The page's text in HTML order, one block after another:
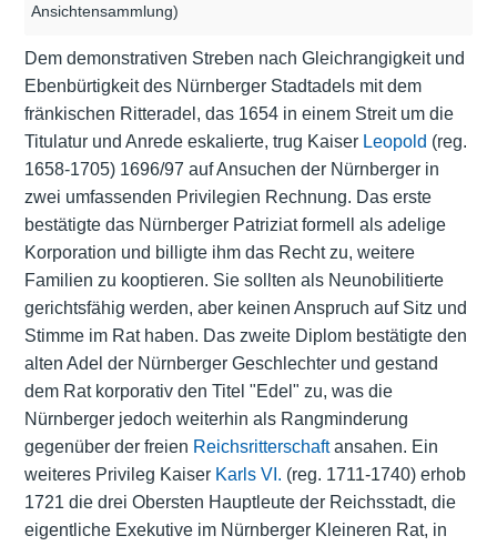
Ansichtensammlung)
Dem demonstrativen Streben nach Gleichrangigkeit und
Ebenbürtigkeit des Nürnberger Stadtadels mit dem
fränkischen Ritteradel, das 1654 in einem Streit um die
Titulatur und Anrede eskalierte, trug Kaiser Leopold (reg.
1658-1705) 1696/97 auf Ansuchen der Nürnberger in
zwei umfassenden Privilegien Rechnung. Das erste
bestätigte das Nürnberger Patriziat formell als adelige
Korporation und billigte ihm das Recht zu, weitere
Familien zu kooptieren. Sie sollten als Neunobilitierte
gerichtsfähig werden, aber keinen Anspruch auf Sitz und
Stimme im Rat haben. Das zweite Diplom bestätigte den
alten Adel der Nürnberger Geschlechter und gestand
dem Rat korporativ den Titel "Edel" zu, was die
Nürnberger jedoch weiterhin als Rangminderung
gegenüber der freien Reichsritterschaftansahen. Ein
weiteres Privileg Kaiser Karls VI. (reg. 1711-1740) erhob
1721 die drei Obersten Hauptleute der Reichsstadt, die
eigentliche Exekutive im Nürnberger Kleineren Rat, in